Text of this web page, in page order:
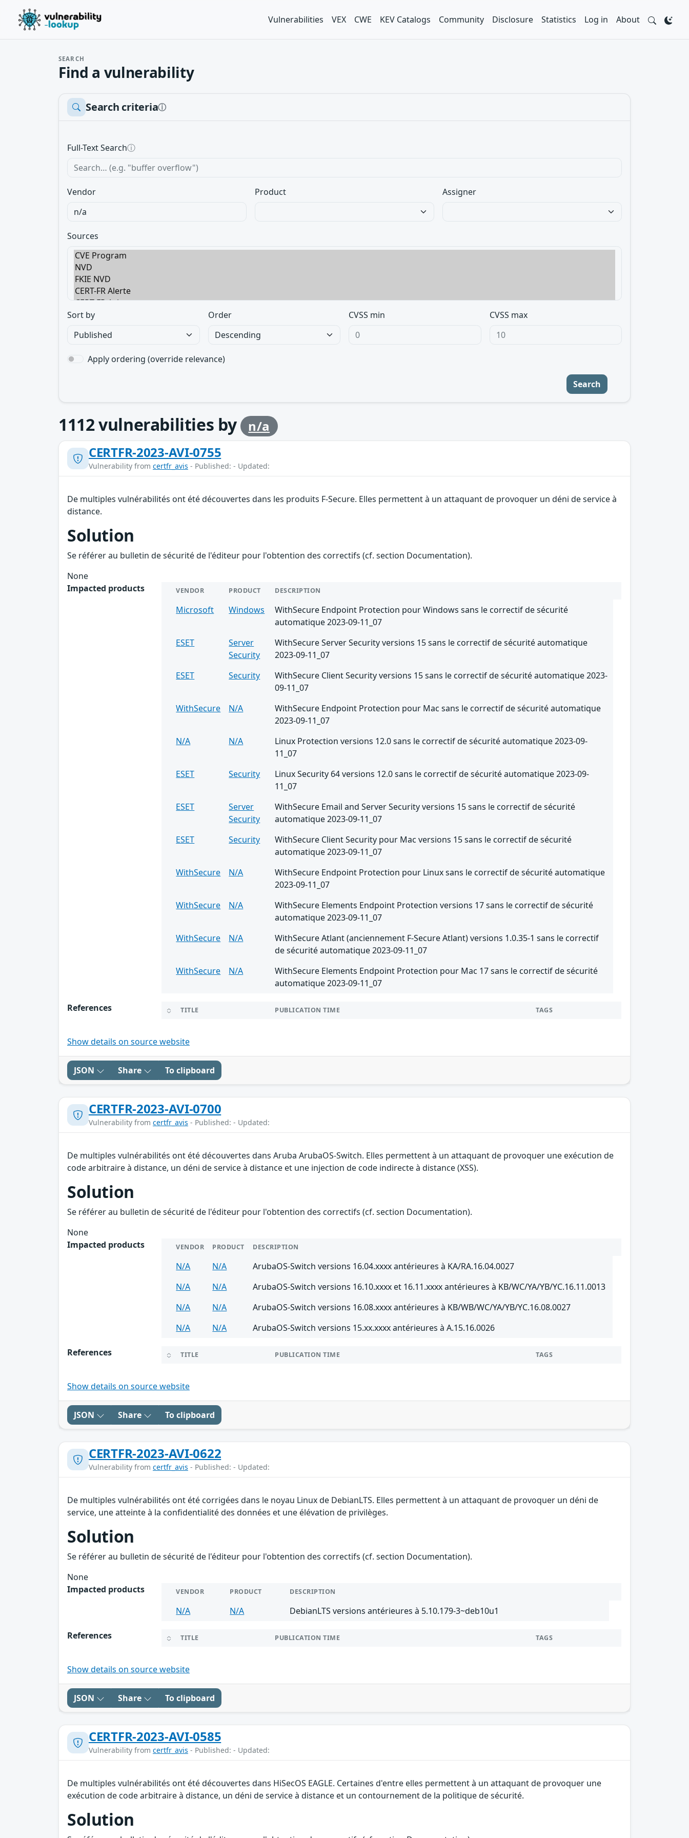
Vulnerabilities VEX CWE KEV Catalogs Community Disclosure Statistics Log in About
SEARCH
Find a vulnerability
Search criteriaⓘ
Full-Text Searchⓘ
Vendor Product Assigner
Sources
Sort by Order CVSS min CVSS max
Apply ordering (override relevance)
Search
1112vulnerabilities by
n/a
CERTFR-2023-AVI-0755
Vulnerability from certfr_avis - Published: - Updated:
De multiples vulnérabilités ont été découvertes dans les produits F-Secure. Elles permettent à un attaquant de provoquer un déni de service à
distance.
Solution
Se référer au bulletin de sécurité de l'éditeur pour l'obtention des correctifs (cf. section Documentation).
None
Impacted products
VENDOR PRODUCT DESCRIPTION
Microsoft Windows
WithSecure Endpoint Protection pour Windows sans le correctif de sécurité
automatique 2023-09-11_07
ESET
Server
Security
WithSecure Server Security versions 15 sans le correctif de sécurité automatique
2023-09-11_07
ESET
Security
WithSecure Client Security versions 15 sans le correctif de sécurité automatique 2023-
09-11_07
WithSecure
N/A
WithSecure Endpoint Protection pour Mac sans le correctif de sécurité automatique
2023-09-11_07
N/A
N/A
Linux Protection versions 12.0 sans le correctif de sécurité automatique 2023-09-
11_07
ESET
Security
Linux Security 64 versions 12.0 sans le correctif de sécurité automatique 2023-09-
11_07
ESET
Server
Security
WithSecure Email and Server Security versions 15 sans le correctif de sécurité
automatique 2023-09-11_07
ESET
Security
WithSecure Client Security pour Mac versions 15 sans le correctif de sécurité
automatique 2023-09-11_07
WithSecure
N/A
WithSecure Endpoint Protection pour Linux sans le correctif de sécurité automatique
2023-09-11_07
WithSecure
N/A
WithSecure Elements Endpoint Protection versions 17 sans le correctif de sécurité
automatique 2023-09-11_07
WithSecure
N/A
WithSecure Atlant (anciennement F-Secure Atlant) versions 1.0.35-1 sans le correctif
de sécurité automatique 2023-09-11_07
WithSecure
N/A
WithSecure Elements Endpoint Protection pour Mac 17 sans le correctif de sécurité
automatique 2023-09-11_07
References TITLE PUBLICATION TIME TAGS
Show details on source website
JSON Share To clipboard
CERTFR-2023-AVI-0700
Vulnerability from certfr_avis - Published: - Updated:
De multiples vulnérabilités ont été découvertes dans Aruba ArubaOS-Switch. Elles permettent à un attaquant de provoquer une exécution de
code arbitraire à distance, un déni de service à distance et une injection de code indirecte à distance (XSS).
Solution
Se référer au bulletin de sécurité de l'éditeur pour l'obtention des correctifs (cf. section Documentation).
None
Impacted products
VENDOR PRODUCT DESCRIPTION
N/A N/A
ArubaOS-Switch versions 16.04.xxxx antérieures à KA/RA.16.04.0027
N/A
N/A
ArubaOS-Switch versions 16.10.xxxx et 16.11.xxxx antérieures à KB/WC/YA/YB/YC.16.11.0013
N/A
N/A
ArubaOS-Switch versions 16.08.xxxx antérieures à KB/WB/WC/YA/YB/YC.16.08.0027
N/A
N/A ArubaOS-Switch versions 15.xx.xxxx antérieures à A.15.16.0026
References TITLE PUBLICATION TIME TAGS
Show details on source website
JSON Share To clipboard
CERTFR-2023-AVI-0622
Vulnerability from certfr_avis - Published: - Updated:
De multiples vulnérabilités ont été corrigées dans le noyau Linux de DebianLTS. Elles permettent à un attaquant de provoquer un déni de
service, une atteinte à la confidentialité des données et une élévation de privilèges.
Solution
Se référer au bulletin de sécurité de l'éditeur pour l'obtention des correctifs (cf. section Documentation).
None
Impacted products
VENDOR PRODUCT DESCRIPTION
N/A N/A DebianLTS versions antérieures à 5.10.179-3~deb10u1
References TITLE PUBLICATION TIME TAGS
Show details on source website
JSON Share To clipboard
CERTFR-2023-AVI-0585
Vulnerability from certfr_avis - Published: - Updated:
De multiples vulnérabilités ont été découvertes dans HiSecOS EAGLE. Certaines d'entre elles permettent à un attaquant de provoquer une
exécution de code arbitraire à distance, un déni de service à distance et un contournement de la politique de sécurité.
Solution